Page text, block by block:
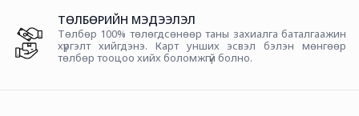
Төлбөр 100% төлөгдсөнөөр таны захиалга баталгаажин
хүргэлт хийгдэнэ. Карт унших эсвэл бэлэн мөнгөөр
төлбөр тооцоо хийх боломжгүй болно.
ТӨЛБӨРИЙН МЭДЭЭЛЭЛ